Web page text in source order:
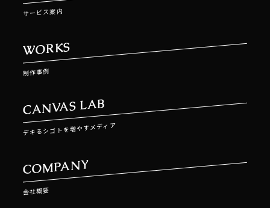
サービス案内
WORKS
制作事例
CANVAS LAB
デキるシゴトを増やすメディア
COMPANY
会社概要